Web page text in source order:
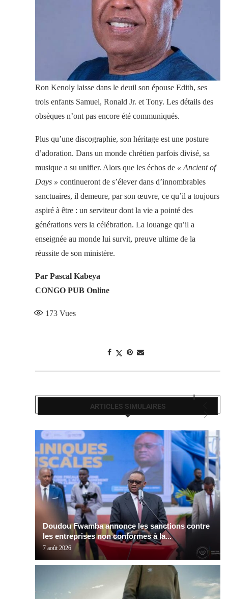
Ron Kenoly laisse dans le deuil son épouse Edith, ses
trois enfants Samuel, Ronald Jr. et Tony. Les détails des
obsèques n’ont pas encore été communiqués.
Plus qu’une discographie, son héritage est une posture
d’adoration. Dans un monde chrétien parfois divisé, sa
musique a su unifier. Alors que les échos de « Ancient of
Days » continueront de s’élever dans d’innombrables
sanctuaires, il demeure, par son œuvre, ce qu’il a toujours
aspiré à être : un serviteur dont la vie a pointé des
générations vers la célébration. La louange qu’il a
enseignée au monde lui survit, preuve ultime de la
réussite de son ministère.
Par Pascal Kabeya
CONGO PUB Online
173 Vues
ARTICLES SIMULAIRES
Doudou Fwamba annonce les sanctions contre
les entreprises non conformes à la...
7 août 2026